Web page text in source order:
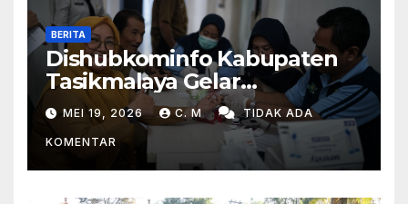
BERITA
Dishubkominfo Kabupaten
Tasikmalaya Gelar
Pemeriksaan Kesehatan Bagi
Para Pegawai
MEI 19, 2026 C. M TIDAK ADA
KOMENTAR